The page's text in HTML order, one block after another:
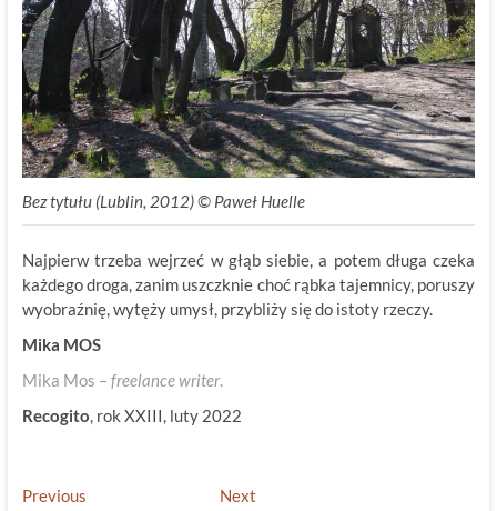
Bez tytułu (Lublin, 2012) © Paweł Huelle
Najpierw trzeba wejrzeć w głąb siebie, a potem długa czeka
każdego droga, zanim uszczknie choć rąbka tajemnicy, poruszy
wyobraźnię, wytęży umysł, przybliży się do istoty rzeczy.
Mika MOS
Mika Mos – freelance writer.
Recogito, rok XXIII, luty 2022
Nawigacja
PreviousPrevious
Next